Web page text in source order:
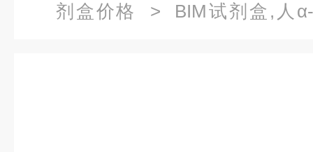
剂盒价格
> BIM试剂盒,人